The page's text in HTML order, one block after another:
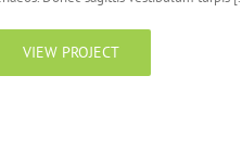
VIEW PROJECT